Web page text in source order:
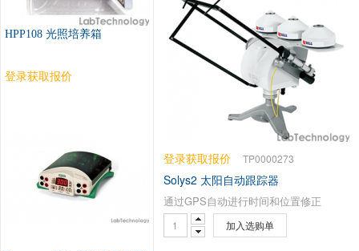
HPP108 光照培养箱
登录获取报价
登录获取报价 TP0000273
Solys2 太阳自动跟踪器
通过GPS自动进行时间和位置修正
加入选购单